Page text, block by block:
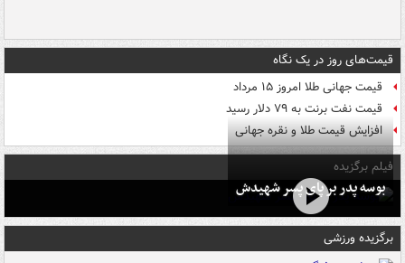
قیمت‌های روز در یک نگاه
قیمت جهانی طلا امروز ۱۵ مرداد
قیمت نفت برنت به ۷۹ دلار رسید
افزایش قیمت طلا و نقره جهانی
فیلم برگزیده
بوسه‌ پدر بر پای پسر شهیدش
برگزیده ورزشی